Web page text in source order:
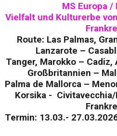
MS Europa /
Vielfalt und Kulturerbe
Route: Las Palmas,
Lanzarote –
Tanger, Marokko –
Großbritannien –
Palma de Mallorca –
Korsika -
Termin: 13.03.-